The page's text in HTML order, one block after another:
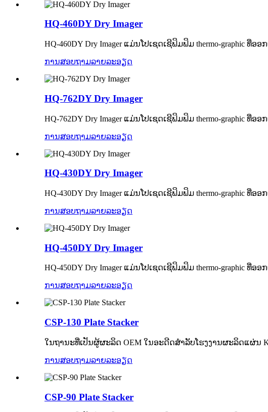
HQ-460DY Dry ​​Imager
HQ-460DY Dry ​​Imager ແມ່ນໂປເຊດເຊີຟິມຟິມ thermo-graphic ທີ່
ການສອບຖາມລາຍລະອຽດ
HQ-762DY Dry ​​Imager
HQ-762DY Dry ​​Imager ແມ່ນໂປເຊດເຊີຟິມຟິມ thermo-graphic ທີ່
ການສອບຖາມລາຍລະອຽດ
HQ-430DY Dry ​​Imager
HQ-430DY Dry ​​Imager ແມ່ນໂປເຊດເຊີຟິມຟິມ thermo-graphic ທີ່
ການສອບຖາມລາຍລະອຽດ
HQ-450DY Dry ​​Imager
HQ-450DY Dry ​​Imager ແມ່ນໂປເຊດເຊີຟິມຟິມ thermo-graphic ທີ່
ການສອບຖາມລາຍລະອຽດ
CSP-130 Plate Stacker
ໃນຖານະທີ່ເປັນຜູ້ຜະລິດ OEM ໃນອະດີດສໍາລັບໂຮງງານຜະລິດແຜ່ນ
ການສອບຖາມລາຍລະອຽດ
CSP-90 Plate Stacker